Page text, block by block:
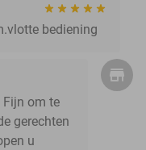
bediening
Fijn om te
gerechten
u